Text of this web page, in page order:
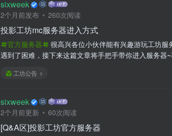
sixweek
2个月前发布 260次阅读
投影工坊mc服务器进入方式
官方服务器
很高兴各位小伙伴能有兴趣游玩工坊
遇到了困难，接下来这篇文章将手把手带你进入服务
工坊公告
sixweek
2个月前更新 60次阅读
[Q&A区]投影工坊官方服务器